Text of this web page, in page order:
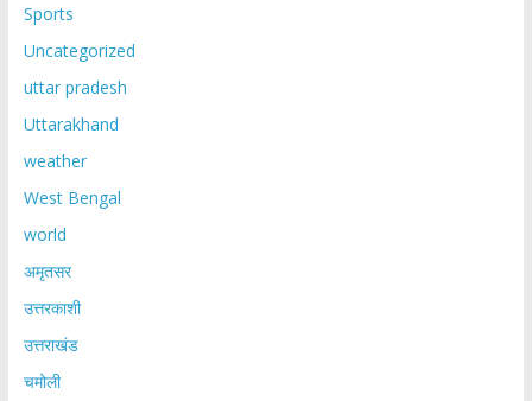
Sports
Uncategorized
uttar pradesh
Uttarakhand
weather
West Bengal
world
अमृतसर
उत्तरकाशी
उत्तराखंड
चमोली